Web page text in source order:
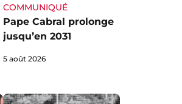
COMMUNIQUÉ
Pape Cabral prolonge
jusqu’en 2031
5 août 2026